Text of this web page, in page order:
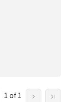
1 of 1